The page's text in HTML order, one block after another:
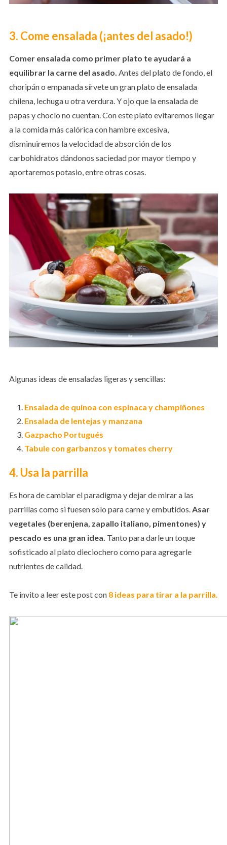
3. Come ensalada (¡antes del asado!)
Comer ensalada como primer plato te ayudará a
equilibrar la carne del asado. Antes del plato de fondo, el
choripán o empanada sírvete un gran plato de ensalada
chilena, lechuga u otra verdura. Y ojo que la ensalada de
papas y choclo no cuentan. Con este plato evitaremos llegar
a la comida más calórica con hambre excesiva,
disminuiremos la velocidad de absorción de los
carbohidratos dándonos saciedad por mayor tiempo y
aportaremos potasio, entre otras cosas.
Algunas ideas de ensaladas ligeras y sencillas:
Ensalada de quinoa con espinaca y champiñones
Ensalada de lentejas y manzana
Gazpacho Portugués
Tabule con garbanzos y tomates cherry
4. Usa la parrilla
Es hora de cambiar el paradigma y dejar de mirar a las
parrillas como si fuesen solo para carne y embutidos.Asar
vegetales (berenjena, zapallo italiano, pimentones) y
pescado es una gran idea. Tanto para darle un toque
sofisticado al plato dieciochero como para agregarle
nutrientes de calidad.
Te invito a leer este post con 8 ideas para tirar a la parrilla.